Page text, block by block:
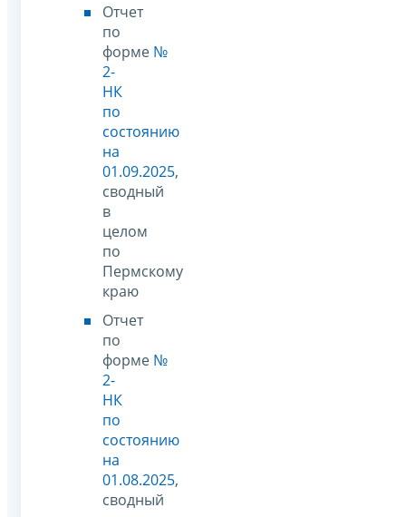
Отчет
по
форме №
2-
НК
по
состоянию
на
01.09.2025,
сводный
в
целом
по
Пермскому
краю
Отчет
по
форме №
2-
НК
по
состоянию
на
01.08.2025,
сводный